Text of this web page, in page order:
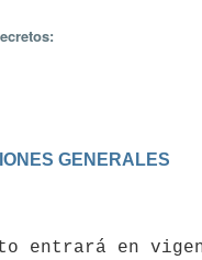
GENERALES